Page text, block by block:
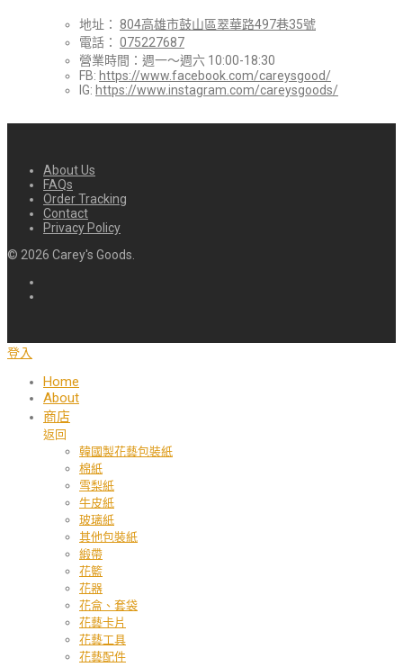
地址： 804高雄市鼓山區翠華路497巷35號
電話： 075227687
營業時間：週一～週六 10:00-18:30
FB: https://www.facebook.com/careysgood/
IG: https://www.instagram.com/careysgoods/
About Us
FAQs
Order Tracking
Contact
Privacy Policy
© 2026 Carey's Goods.
登入
Home
About
商店
返回
韓國製花藝包裝紙
棉紙
雪梨紙
牛皮紙
玻璃紙
其他包裝紙
緞帶
花籃
花器
花盒、套袋
花藝卡片
花藝工具
花藝配件